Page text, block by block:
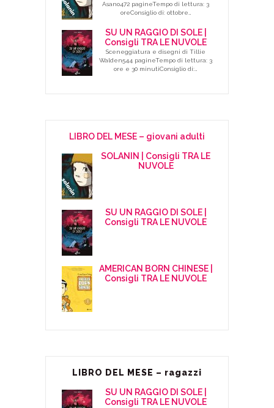
Asano472 pagineTempo di lettura: 3
oreConsiglio di: ottobre…
SU UN RAGGIO DI SOLE |
Consigli TRA LE NUVOLE
Sceneggiatura e disegni di Tillie
Walden544 pagineTempo di lettura: 3
ore e 30 minutiConsiglio di:…
LIBRO DEL MESE – giovani adulti
SOLANIN | Consigli TRA LE
NUVOLE
SU UN RAGGIO DI SOLE |
Consigli TRA LE NUVOLE
AMERICAN BORN CHINESE |
Consigli TRA LE NUVOLE
LIBRO DEL MESE – ragazzi
SU UN RAGGIO DI SOLE |
Consigli TRA LE NUVOLE